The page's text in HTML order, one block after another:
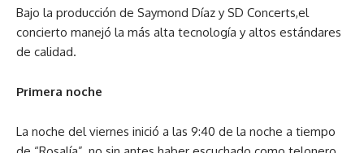
Bajo la producción de Saymond Díaz y SD Concerts,el
concierto manejó la más alta tecnología y altos estándares
de calidad.
Primera noche
La noche del viernes inició a las 9:40 de la noche a tiempo